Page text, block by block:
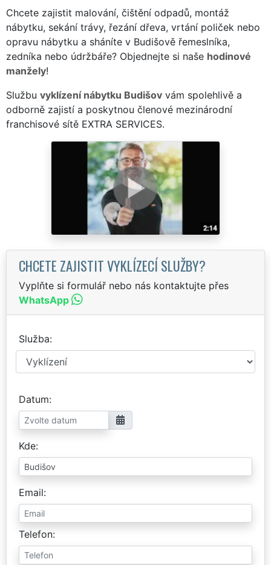
Chcete zajistit malování, čištění odpadů, montáž
nábytku, sekání trávy, řezání dřeva, vrtání poliček nebo
opravu nábytku a sháníte v Budišově řemeslníka,
zedníka nebo údržbáře? Objednejte si naše hodinové
manžely!
Službu vyklízení nábytku Budišov vám spolehlivě a
odborně zajistí a poskytnou členové mezinárodní
franchisové sítě EXTRA SERVICES.
CHCETE ZAJISTIT VYKLÍZECÍ SLUŽBY?
Vyplňte si formulář nebo nás kontaktujte přes
WhatsApp
Služba
Datum
Kde
Email
Telefon